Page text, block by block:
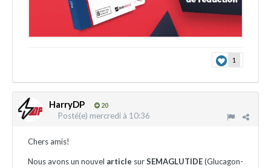
1
HarryDP 20
Posté(e) mercredi à 10:36
Chers amis!
Nous avons un nouvel article surSEMAGLUTIDE(Glucagon-